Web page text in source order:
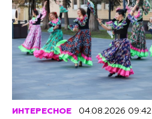
ИНТЕРЕСНОЕ 04.08.2026 09:42